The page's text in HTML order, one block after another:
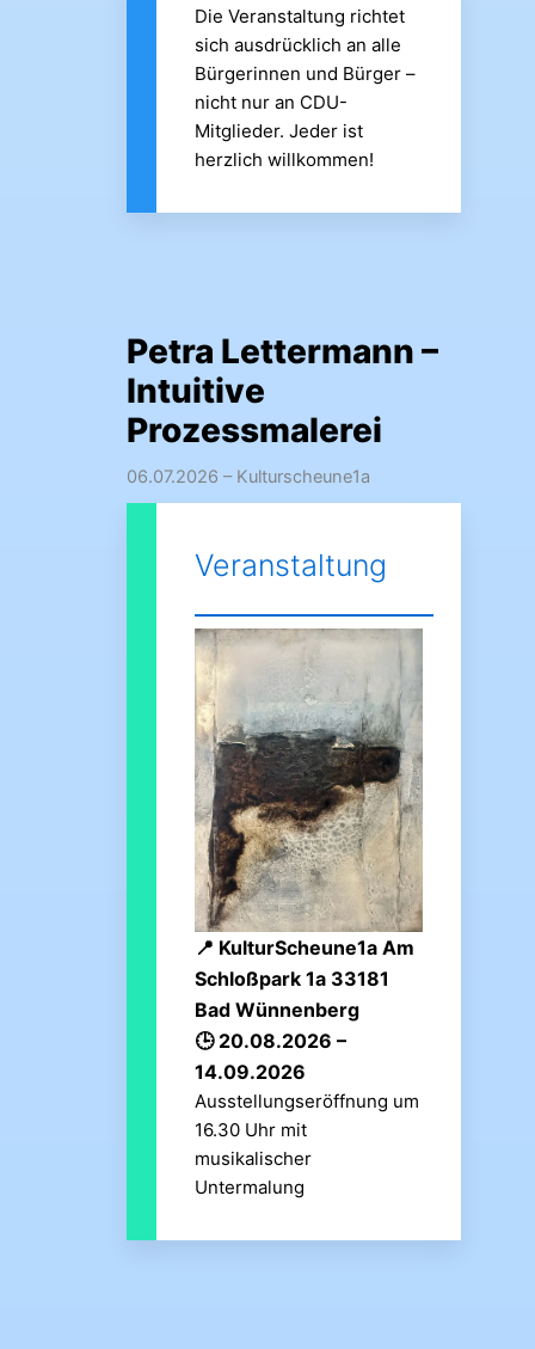
Die Veranstaltung richtet
sich ausdrücklich an alle
Bürgerinnen und Bürger –
nicht nur an CDU-
Mitglieder. Jeder ist
herzlich willkommen!
Petra Lettermann –
Intuitive
Prozessmalerei
06.07.2026 – Kulturscheune1a
Veranstaltung
KulturScheune1a Am
Schloßpark 1a 33181
Bad Wünnenberg
20.08.2026 –
14.09.2026
Ausstellungseröffnung um
16.30 Uhr mit
musikalischer
Untermalung